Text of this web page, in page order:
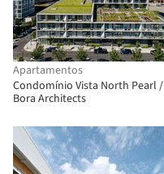
Apartamentos
Condomínio Vista North Pearl /
Bora Architects